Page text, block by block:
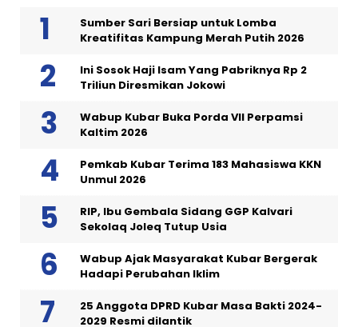
Sumber Sari Bersiap untuk Lomba
Kreatifitas Kampung Merah Putih 2026
Ini Sosok Haji Isam Yang Pabriknya Rp 2
Triliun Diresmikan Jokowi
Wabup Kubar Buka Porda VII Perpamsi
Kaltim 2026
Pemkab Kubar Terima 183 Mahasiswa KKN
Unmul 2026
RIP, Ibu Gembala Sidang GGP Kalvari
Sekolaq Joleq Tutup Usia
Wabup Ajak Masyarakat Kubar Bergerak
Hadapi Perubahan Iklim
25 Anggota DPRD Kubar Masa Bakti 2024-
2029 Resmi dilantik